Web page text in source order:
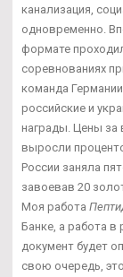
канализация,
одновременно.
формате
соревнованиях
команда
российские и
награды. Цены за
выросли
России заняла
завоевав 20
Моя работа
Банке, а работа
документ будет
свою очередь,